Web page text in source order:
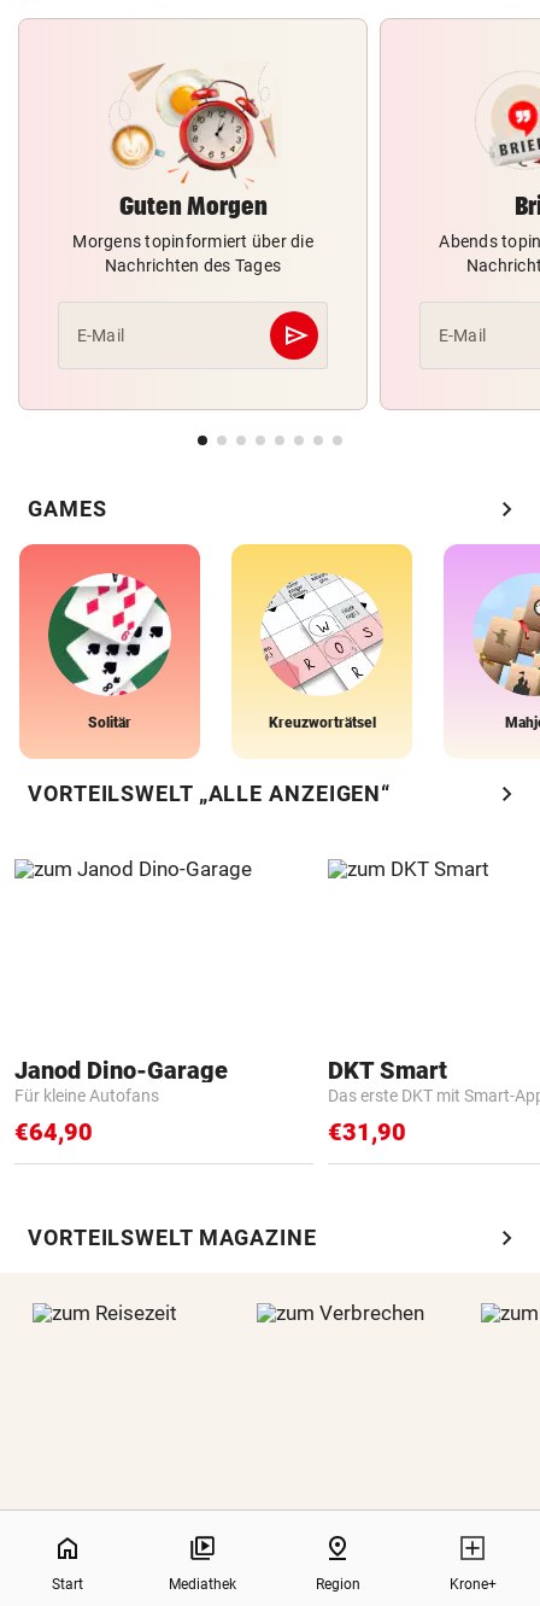
Guten Morgen
Morgens topinformiert über die
Nachrichten des Tages
E-Mail send
Abschicken
Abends
E-Mail
GAMES chevron_right
Solitär Kreuzworträtsel
VORTEILSWELT „ALLE ANZEIGEN“ chevron_right
Janod Dino-Garage
Für kleine Autofans
€64,90
DKT Smart
Das erste DKT mit Smart-
€31,90
VORTEILSWELT MAGAZINE chevron_right
REISEZEIT VERBRECHEN
home
Start Mediathek
pin_drop
Region Krone+
0%